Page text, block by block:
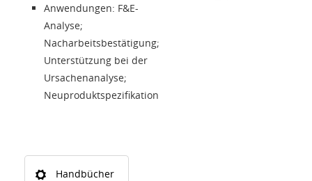
Login
Händler
Anwendungen: F&E-
Analyse;
Nacharbeitsbestätigung;
Unterstützung bei der
Ursachenanalyse;
Neuproduktspezifikation
Handbücher